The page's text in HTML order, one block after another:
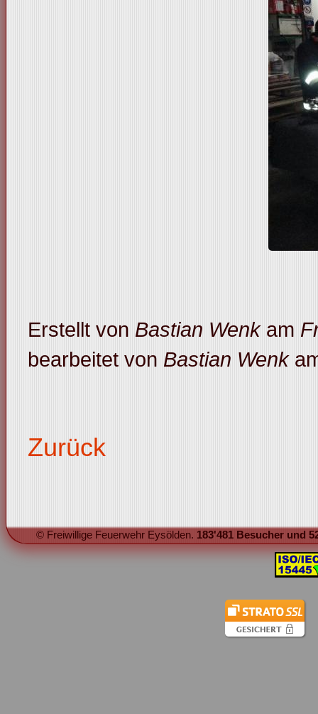
Erstellt von Bastian Wenkam
bearbeitet von Bastian Wenk
Zurück
© Freiwillige Feuerwehr Eysölden. 183'481 Besucher und